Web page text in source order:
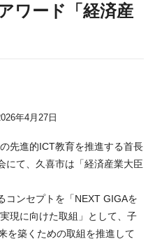
ワード「経済産
年4月27日
先進的ICT教育を推進する首長
にて、久喜市は「経済産業大臣
コンセプトを「NEXT GIGAを
現に向けた取組」として、子
を築くための取組を推進して